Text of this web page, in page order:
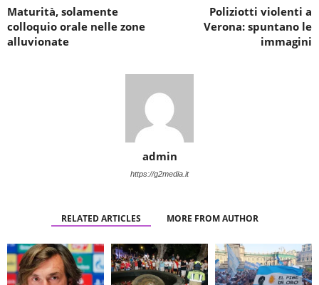
Maturità, solamente
colloquio orale nelle zone
alluvionate
Poliziotti violenti a
Verona: spuntano le
immagini
admin
https://g2media.it
RELATED ARTICLES MORE FROM AUTHOR